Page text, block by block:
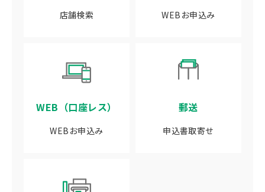
店舗検索 WEBお申込み
WEB（口座レス）
WEBお申込み
郵送
申込書取寄せ